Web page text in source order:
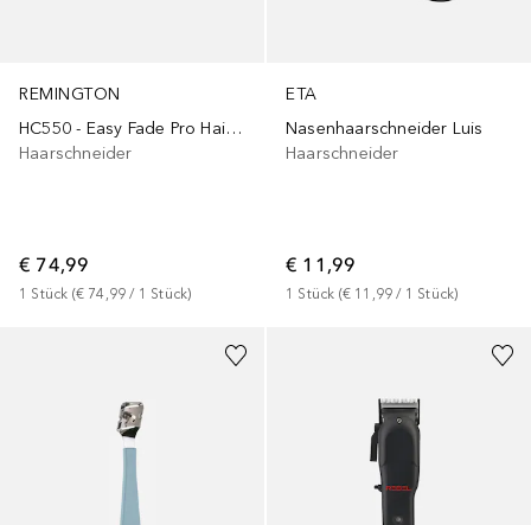
REMINGTON
HC550 - Easy Fade Pro Hair Clipper
Haarschneider
€ 74,99
1 Stück (€ 74,99 / 1 Stück)
ETA
Nasenhaarschneider Luis
Haarschneider
€ 11,99
1 Stück (€ 11,99 / 1 Stück)